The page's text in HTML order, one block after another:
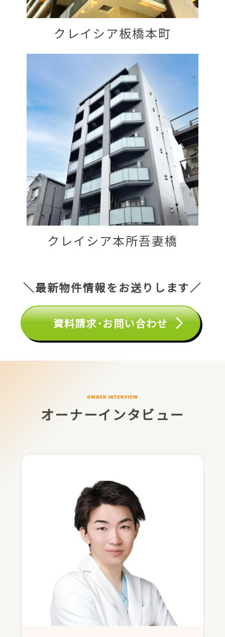
クレイシア板橋本町
クレイシア本所吾妻橋
＼最新物件情報をお送りします／
資料請求･お問い合わせ
オーナーインタビュー